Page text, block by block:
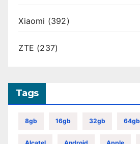
Xiaomi (392)
ZTE (237)
Tags
8gb 16gb 32gb 64gb